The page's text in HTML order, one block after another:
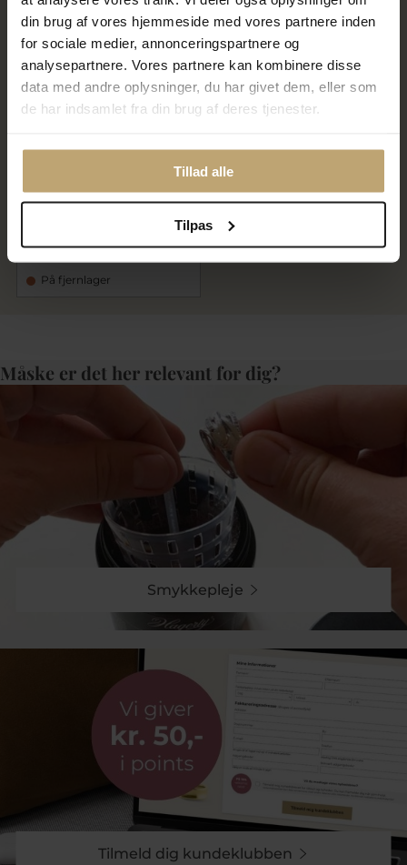
din brug af vores hjemmeside med vores partnere inden
for sociale medier, annonceringspartnere og
analysepartnere. Vores partnere kan kombinere disse
data med andre oplysninger, du har givet dem, eller som
de har indsamlet fra din brug af deres tjenester.
Tillad alle
Tilpas
SALE
Vedhæng monogram, 2
2.025,00 kr
På fjernlager
Måske er det her relevant for dig?
Smykkepleje
Tilmeld dig kundeklubben